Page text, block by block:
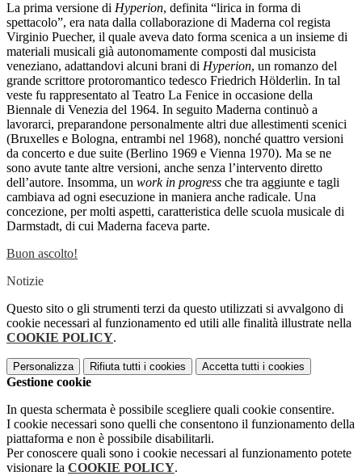
La prima versione di Hyperion, definita “lirica in forma di
spettacolo”, era nata dalla collaborazione di Maderna col regista
Virginio Puecher, il quale aveva dato forma scenica a un insieme di
materiali musicali già autonomamente composti dal musicista
veneziano, adattandovi alcuni brani di Hyperion, un romanzo del
grande scrittore protoromantico tedesco Friedrich Hölderlin. In tal
veste fu rappresentato al Teatro La Fenice in occasione della
Biennale di Venezia del 1964. In seguito Maderna continuò a
lavorarci, preparandone personalmente altri due allestimenti scenici
(Bruxelles e Bologna, entrambi nel 1968), nonché quattro versioni
da concerto e due suite (Berlino 1969 e Vienna 1970). Ma se ne
sono avute tante altre versioni, anche senza l’intervento diretto
dell’autore. Insomma, un work in progress che tra aggiunte e tagli
cambiava ad ogni esecuzione in maniera anche radicale. Una
concezione, per molti aspetti, caratteristica delle scuola musicale di
Darmstadt, di cui Maderna faceva parte.
Buon ascolto!
Notizie
Questo sito o gli strumenti terzi da questo utilizzati si avvalgono di
cookie necessari al funzionamento ed utili alle finalità illustrate nella
COOKIE POLICY.
Personalizza Rifiuta tutti i cookies Accetta tutti i cookies
Gestione cookie
In questa schermata è possibile scegliere quali cookie consentire.
I cookie necessari sono quelli che consentono il funzionamento della
piattaforma e non è possibile disabilitarli.
Per conoscere quali sono i cookie necessari al funzionamento potete
visionare la COOKIE POLICY.